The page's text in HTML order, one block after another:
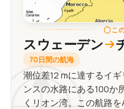
こ
スウェーデン
70日間の航海
潮位差12 mに達するイ
ンスの水路にある100か
くリオン湾。この航路